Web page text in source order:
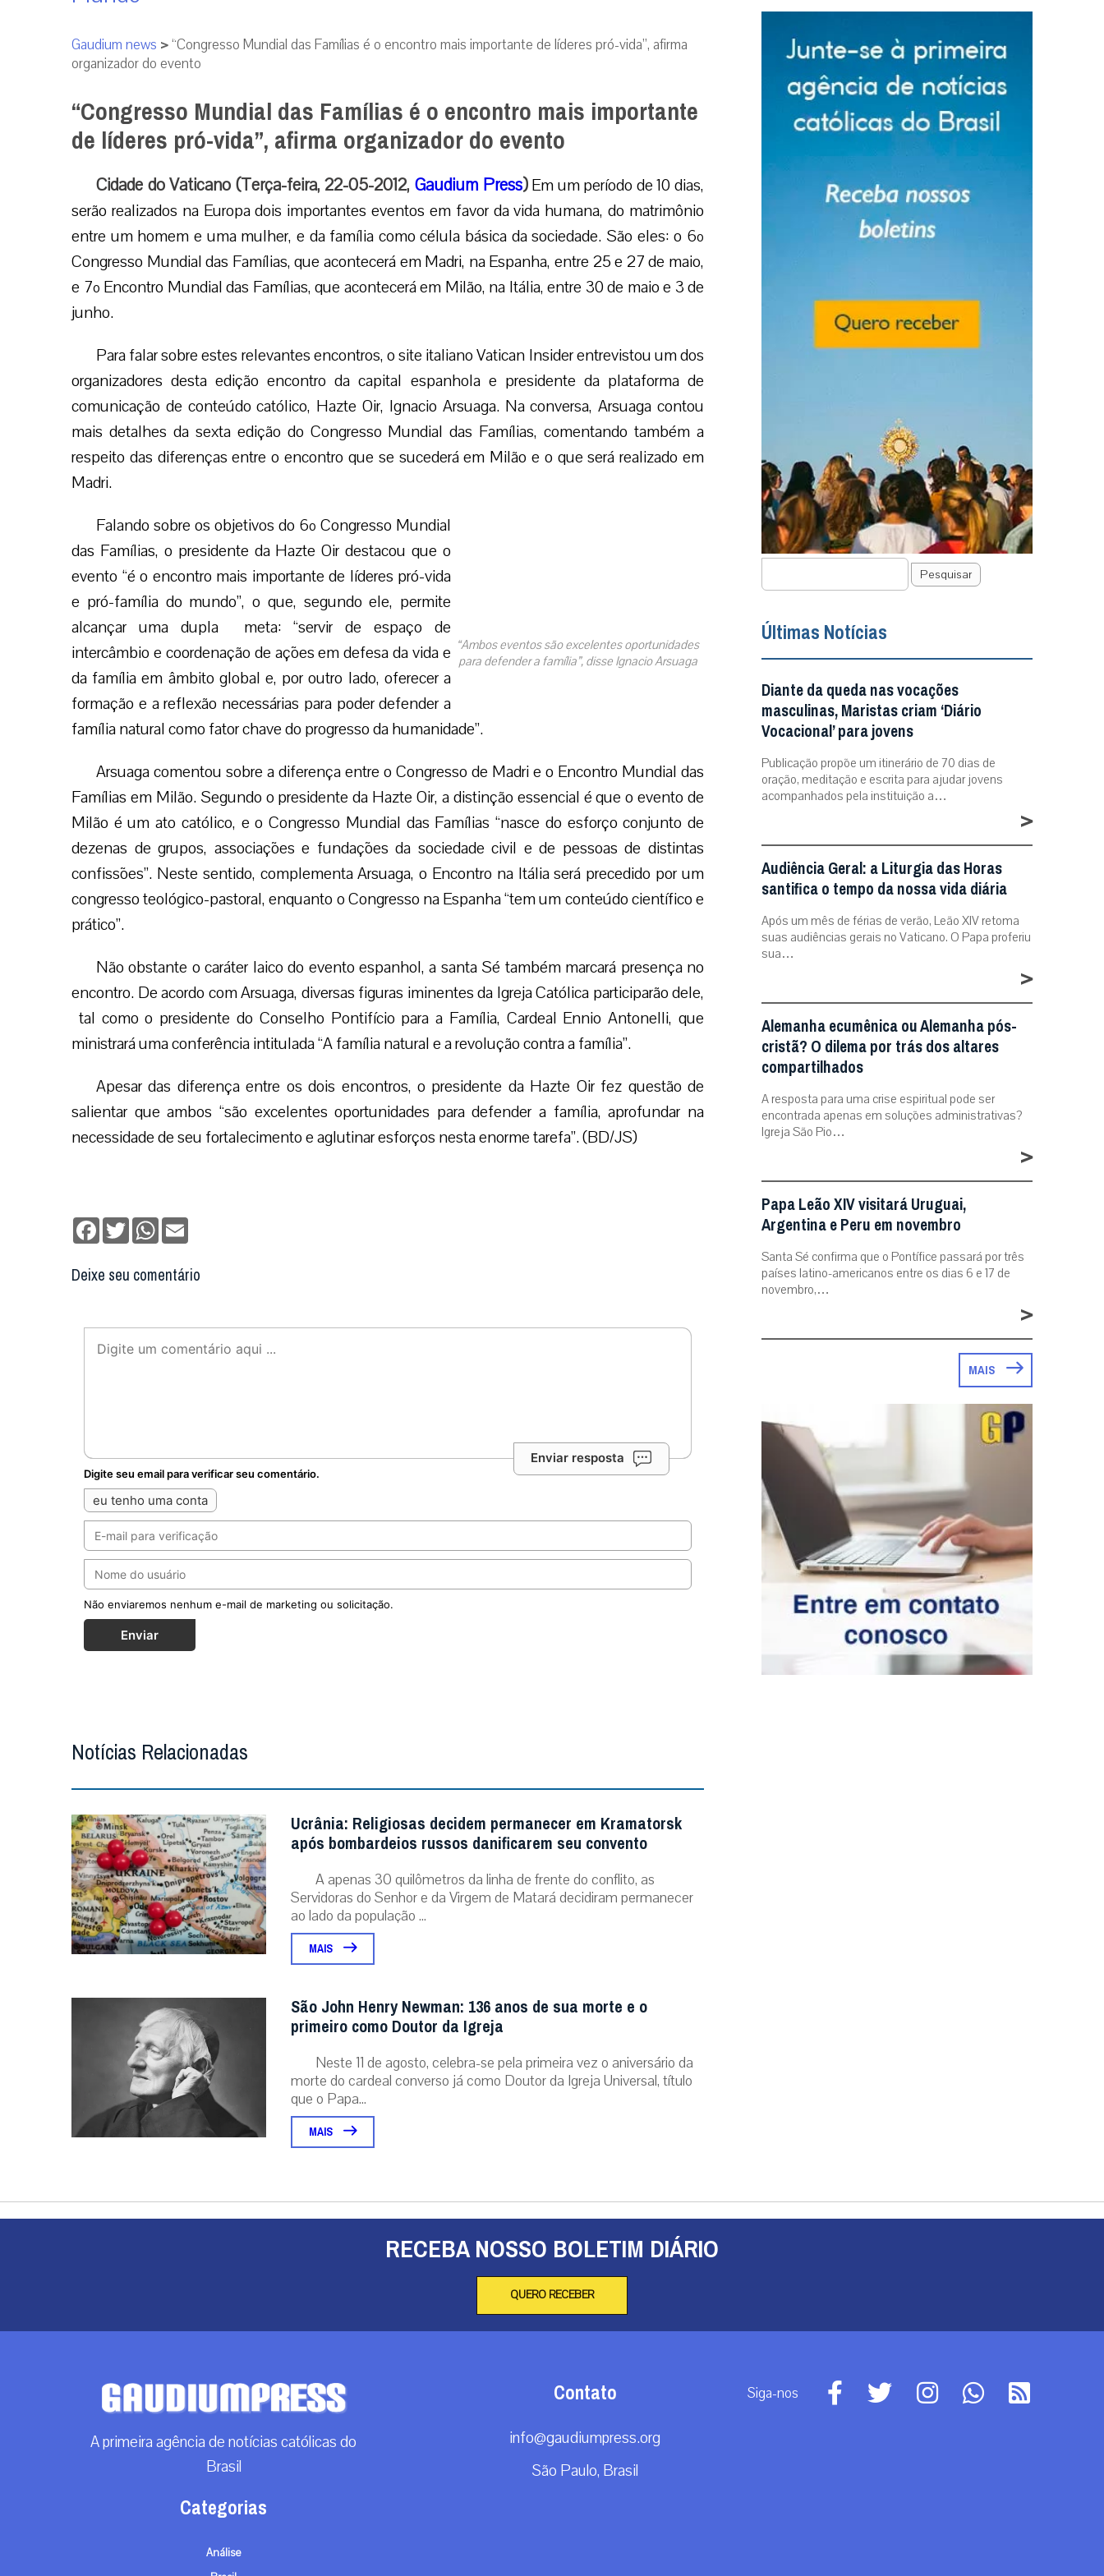
Gaudium news >“Congresso Mundial das Famílias é o encontro mais importante de líderes pró-vida”, afirma
organizador do evento
“Congresso Mundial das Famílias é o encontro mais importante
de líderes pró-vida”, afirma organizador do evento
Cidade do Vaticano (Terça-feira, 22-05-2012, Gaudium Press)Em um período de 10 dias,
serão realizados na Europa dois importantes eventos em favor da vida humana, do matrimônio
entre um homem e uma mulher, e da família como célula básica da sociedade. São eles: o 6º
Congresso Mundial das Famílias, que acontecerá em Madri, na Espanha, entre 25 e 27 de maio,
e 7º Encontro Mundial das Famílias, que acontecerá em Milão, na Itália, entre 30 de maio e 3 de
junho.
Para falar sobre estes relevantes encontros, o site italiano Vatican Insider entrevistou um dos
organizadores desta edição encontro da capital espanhola e presidente da plataforma de
comunicação de conteúdo católico, Hazte Oir, Ignacio Arsuaga. Na conversa, Arsuaga contou
mais detalhes da sexta edição do Congresso Mundial das Famílias, comentando também a
respeito das diferenças entre o encontro que se sucederá em Milão e o que será realizado em
Madri.
“Ambos eventos são excelentes oportunidades
para defender a família”, disse Ignacio Arsuaga
Falando sobre os objetivos do 6º Congresso Mundial
das Famílias, o presidente da Hazte Oir destacou que o
evento “é o encontro mais importante de líderes pró-vida
e pró-família do mundo”, o que, segundo ele, permite
alcançar uma dupla meta: “servir de espaço de
intercâmbio e coordenação de ações em defesa da vida e
da família em âmbito global e, por outro lado, oferecer a
formação e a reflexão necessárias para poder defender a
família natural como fator chave do progresso da humanidade”.
Arsuaga comentou sobre a diferença entre o Congresso de Madri e o Encontro Mundial das
Famílias em Milão. Segundo o presidente da Hazte Oir, a distinção essencial é que o evento de
Milão é um ato católico, e o Congresso Mundial das Famílias “nasce do esforço conjunto de
dezenas de grupos, associações e fundações da sociedade civil e de pessoas de distintas
confissões”. Neste sentido, complementa Arsuaga, o Encontro na Itália será precedido por um
congresso teológico-pastoral, enquanto o Congresso na Espanha “tem um conteúdo científico e
prático”.
Não obstante o caráter laico do evento espanhol, a santa Sé também marcará presença no
encontro. De acordo com Arsuaga, diversas figuras iminentes da Igreja Católica participarão dele,
tal como o presidente do Conselho Pontifício para a Família, Cardeal Ennio Antonelli, que
ministrará uma conferência intitulada “A família natural e a revolução contra a família”.
Apesar das diferença entre os dois encontros, o presidente da Hazte Oir fez questão de
salientar que ambos “são excelentes oportunidades para defender a família, aprofundar na
necessidade de seu fortalecimento e aglutinar esforços nesta enorme tarefa”. (BD/JS)
Facebook
TwitterWhatsApp
Deixe seu comentário
Enviar resposta
Digite seu email para verificar seu comentário.
eu tenho uma conta
Não enviaremos nenhum e-mail de marketing ou solicitação.
Enviar
Notícias Relacionadas
Ucrânia: Religiosas decidem permanecer em Kramatorsk
após bombardeios russos danificarem seu convento
A apenas 30 quilômetros da linha de frente do conflito, as
Servidoras do Senhor e da Virgem de Matará decidiram permanecer
ao lado da população ...
MAIS
São John Henry Newman: 136 anos de sua morte e o
primeiro como Doutor da Igreja
Neste 11 de agosto, celebra-se pela primeira vez o aniversário da
morte do cardeal converso já como Doutor da Igreja Universal, título
que o Papa...
MAIS
Pesquisar
Últimas Notícias
Diante da queda nas vocações
masculinas, Maristas criam ‘Diário
Vocacional’ para jovens
Publicação propõe um itinerário de 70 dias de
oração, meditação e escrita para ajudar jovens
acompanhados pela instituição a…
>
Audiência Geral: a Liturgia das Horas
santifica o tempo da nossa vida diária
Após um mês de férias de verão, Leão XIV retoma
suas audiências gerais no Vaticano. O Papa proferiu
sua…
>
Alemanha ecumênica ou Alemanha pós-
cristã? O dilema por trás dos altares
compartilhados
A resposta para uma crise espiritual pode ser
encontrada apenas em soluções administrativas?
Igreja São Pio…
>
Papa Leão XIV visitará Uruguai,
Argentina e Peru em novembro
Santa Sé confirma que o Pontífice passará por três
países latino-americanos entre os dias 6 e 17 de
novembro,…
>
MAIS
RECEBA NOSSO BOLETIM DIÁRIO
QUERO RECEBER
A primeira agência de notícias católicas do
Brasil
Categorias
Análise
Contato
info@gaudiumpress.org
São Paulo, Brasil
Siga-nos